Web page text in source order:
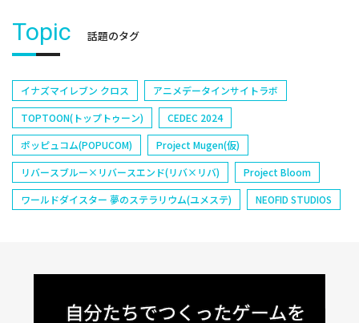
Topic 話題のタグ
イナズマイレブン クロス
アニメデータインサイトラボ
TOPTOON(トップトゥーン)
CEDEC 2024
ポッピュコム(POPUCOM)
Project Mugen(仮)
リバースブルー×リバースエンド(リバ×リバ)
Project Bloom
ワールドダイスター 夢のステラリウム(ユメステ)
NEOFID STUDIOS